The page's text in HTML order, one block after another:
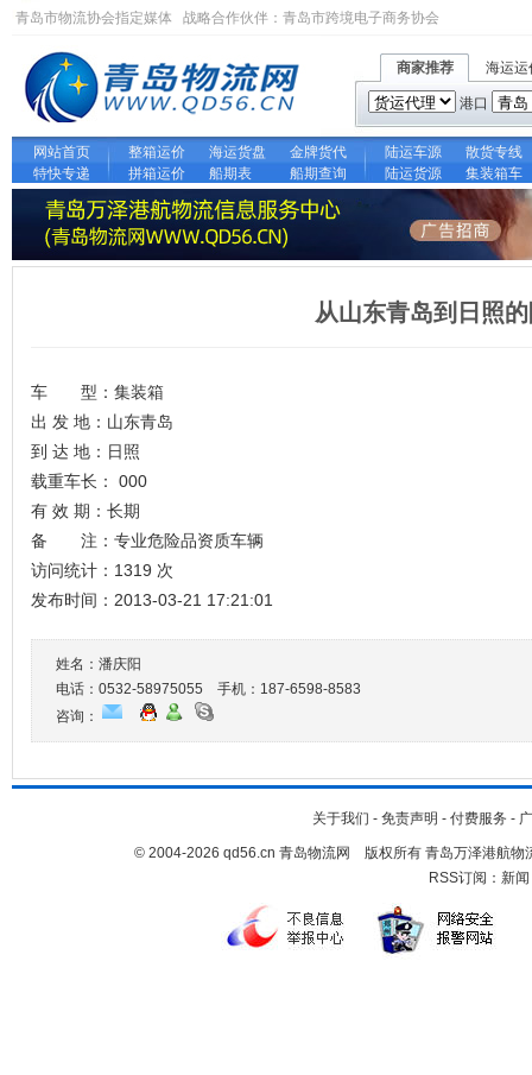
青岛市物流协会指定媒体 战略合作伙伴： 青岛市跨境电子商务协会
商家推荐 海运运
港口
网站首页 整箱运价 海运货盘 金牌货代 陆运车源
散货专线
特快专递
拼箱运价 船期表 船期查询 陆运货源 集装箱车
从山东青岛到日照
车 型：集装箱
出 发 地：山东青岛
到 达 地：日照
载重车长： 000
有 效 期：长期
备 注：专业危险品资质车辆
访问统计：1319 次
发布时间：2013-03-21 17:21:01
姓名：潘庆阳
电话：0532-58975055 手机： 187-6598-8583
咨询：
关于我们 - 免责声明 - 付费服务 -
© 2004-2026 qd56.cn 青岛物流网 版权所有 青岛万泽港航物
RSS订阅： 新闻